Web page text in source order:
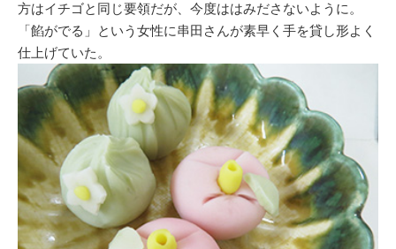
方はイチゴと同じ要領だが、今度ははみださないように。
「餡がでる」という女性に串田さんが素早く手を貸し形よく
仕上げていた。